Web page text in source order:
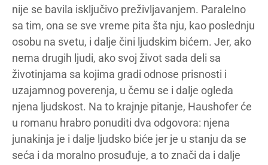
nije se bavila isključivo preživljavanjem. Paralelno
sa tim, ona se sve vreme pita šta nju, kao poslednju
osobu na svetu, i dalje čini ljudskim bićem. Jer, ako
nema drugih ljudi, ako svoj život sada deli sa
životinjama sa kojima gradi odnose prisnosti i
uzajamnog poverenja, u čemu se i dalje ogleda
njena ljudskost. Na to krajnje pitanje, Haushofer će
u romanu hrabro ponuditi dva odgovora: njena
junakinja je i dalje ljudsko biće jer je u stanju da se
seća i da moralno prosuđuje, a to znači da i dalje